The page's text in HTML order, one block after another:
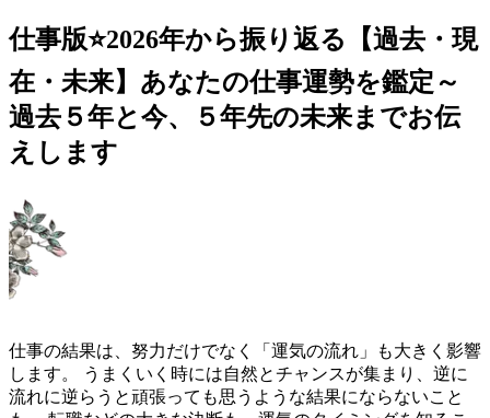
仕事版⭐️2026年から振り返る【過去・現
在・未来】あなたの仕事運勢を鑑定～
過去５年と今、５年先の未来までお伝
えします
仕事の結果は、努力だけでなく「運気の流れ」も大きく影響
します。 うまくいく時には自然とチャンスが集まり、逆に
流れに逆らうと頑張っても思うような結果にならないこと